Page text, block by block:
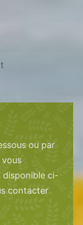
ou par
vous
disponible ci-
contacter